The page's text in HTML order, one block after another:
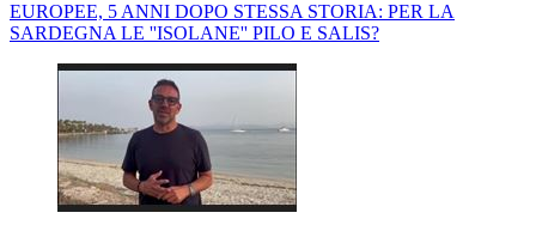
EUROPEE, 5 ANNI DOPO STESSA STORIA: PER LA
SARDEGNA LE ''ISOLANE'' PILO E SALIS?